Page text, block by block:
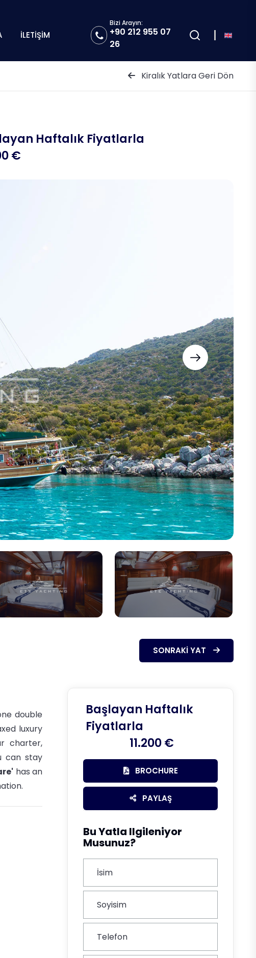
İLETİŞİM
Bizi Arayın:
+90 212 955 07
26
Kiralık Yatlara Geri Dön
Haftalık Fiyatlarla
€
SONRAKI YAT
double
luxury
charter,
can stay
has an
Başlayan Haftalık
Fiyatlarla
11.200 €
BROCHURE
PAYLAŞ
Bu Yatla Ilgileniyor
Musunuz?